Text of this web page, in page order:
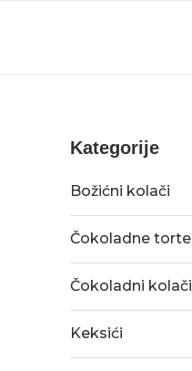
Kategorije
Božićni kolači
Čokoladne torte
Čokoladni kolači
Keksići